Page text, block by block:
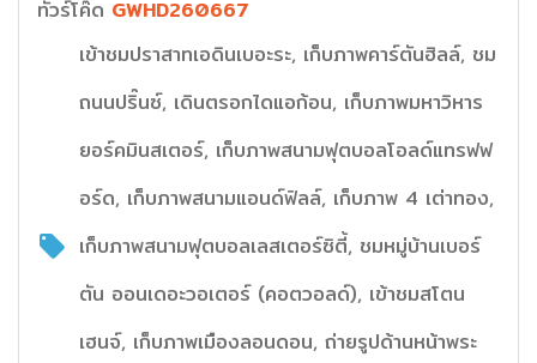
ทัวร์โค๊ด GWHD260667
เข้าชมปราสาทเอดินเบอะระ, เก็บภาพคาร์ตันฮิลล์, ชม
ถนนปริ๊นซ์, เดินตรอกไดแอก้อน, เก็บภาพมหาวิหาร
ยอร์คมินสเตอร์, เก็บภาพสนามฟุตบอลโอลด์แทรฟฟ
อร์ด, เก็บภาพสนามแอนด์ฟิลล์, เก็บภาพ 4 เต่าทอง,
เก็บภาพสนามฟุตบอลเลสเตอร์ซิตี้, ชมหมู่บ้านเบอร์
ตัน ออนเดอะวอเตอร์ (คอตวอลด์), เข้าชมสโตน
เฮนจ์, เก็บภาพเมืองลอนดอน, ถ่ายรูปด้านหน้าพระ